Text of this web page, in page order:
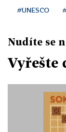
#UNESCO
Nudíte se
Vyřešte